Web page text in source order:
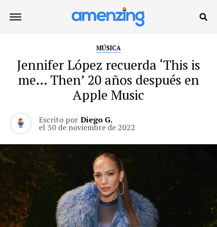
MÚSICA
Jennifer López recuerda ‘This is
me… Then’ 20 años después en
Apple Music
Escrito por Diego G.
el 30 de noviembre de 2022